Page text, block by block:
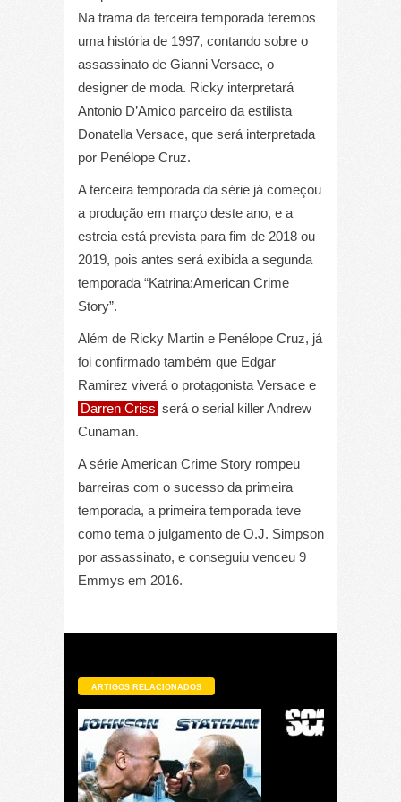
Na trama da terceira temporada teremos
uma história de 1997, contando sobre o
assassinato de Gianni Versace, o
designer de moda. Ricky interpretará
Antonio D’Amico parceiro da estilista
Donatella Versace, que será interpretada
por Penélope Cruz.
A terceira temporada da série já começou
a produção em março deste ano, e a
estreia está prevista para fim de 2018 ou
2019, pois antes será exibida a segunda
temporada “Katrina:American Crime
Story”.
Além de Ricky Martin e Penélope Cruz, já
foi confirmado também que Edgar
Ramirez viverá o protagonista Versace e
Darren Criss será o serial killer Andrew
Cunaman.
A série American Crime Story rompeu
barreiras com o sucesso da primeira
temporada, a primeira temporada teve
como tema o julgamento de O.J. Simpson
por assassinato, e conseguiu venceu 9
Emmys em 2016.
ARTIGOS RELACIONADOS